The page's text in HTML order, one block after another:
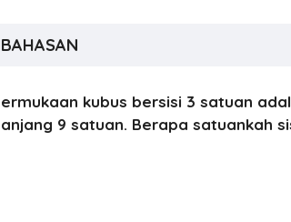
kubus bersisi 3 satuan
9 satuan. Berapa satuankah